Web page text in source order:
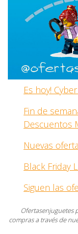
Es hoy!
Fin de
Descuentos
Nuevas
Black Friday
Siguen las
Ofertasenjuguetes
compras a través de